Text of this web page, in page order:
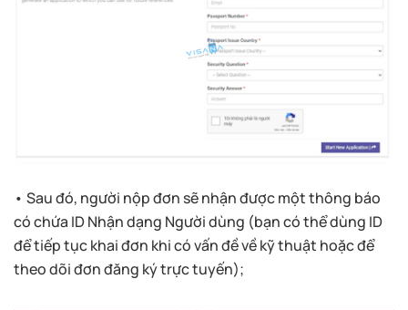
• Sau đó, người nộp đơn sẽ nhận được một thông báo
có chứa ID Nhận dạng Người dùng (bạn có thể dùng ID
để tiếp tục khai đơn khi có vấn đề về kỹ thuật hoặc để
theo dõi đơn đăng ký trực tuyến);